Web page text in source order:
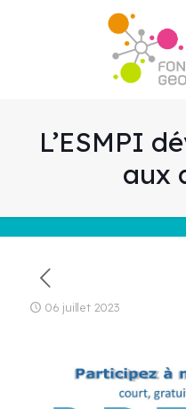
L’ESMPI
aux
06 juillet 2023